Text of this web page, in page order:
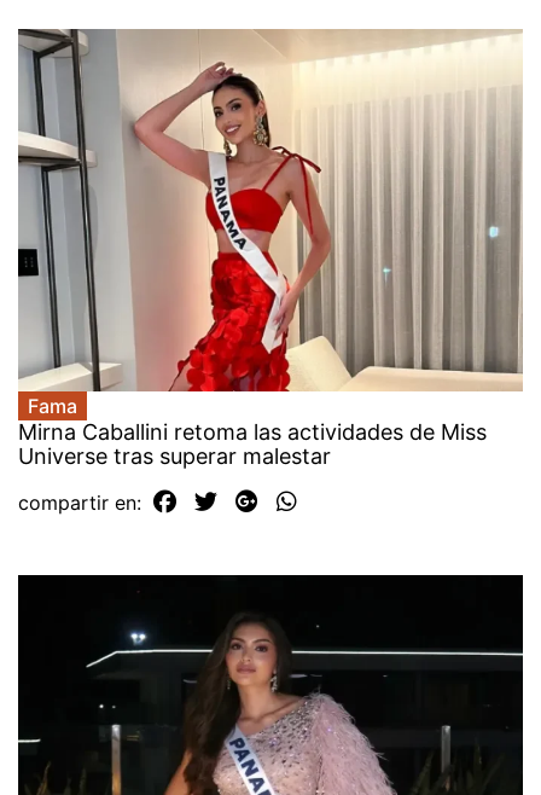
Fama
Mirna Caballini retoma las actividades de Miss
Universe tras superar malestar
compartir en: